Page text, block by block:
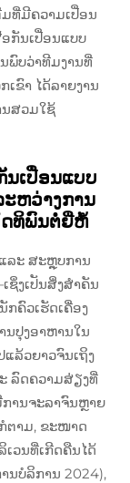
ທີ່ມີຄວາມເປື່ອນ
ກັນເປື່ອນແບບ
ພົບວ່າທີມງານທີ່
ຂົາ ໄດ້ລາຍງານ
ນສວມໃຊ້
ນເປື່ອນແບບ
ຫວ່າງການ
ດທິພົນຕໍ່ຍີ່ຫໍ້
ລະ ສະຫຼຸບການ
ຊິ່ງເປັນສິ່ງສຳຄັນ
ຄົວເຮັດເຄື່ອງ
ປຸງອາຫານໃນ
ລ້ວຍາວຈົນເຖິງ
ລົດຄວາມສ່ຽງທີ່
ານຈະລາຈົນຫຼາຍ
ຕາມ, ຂະໜາດ
ວນທີ່ເກີດຄືນໄດ້
ນບໍລິການ 2024),